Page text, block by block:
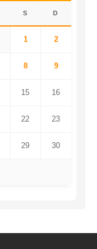
S D
1 2
8 9
15 16
22 23
29 30